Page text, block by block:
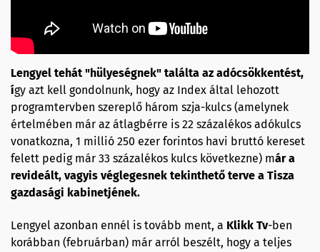
Lengyel tehát "hülyeségnek" találta az adócsökkentést,
így azt kell gondolnunk, hogy az Index által lehozott
programtervben szereplő három szja-kulcs (amelynek
értelmében már az átlagbérre is 22 százalékos adókulcs
vonatkozna, 1 millió 250 ezer forintos havi bruttó kereset
felett pedig már 33 százalékos kulcs következne) már a
revideált, vagyis véglegesnek tekinthető terve a Tisza
gazdasági kabinetjének.
Lengyel azonban ennél is tovább ment, a Klikk Tv-ben
korábban (februárban) már arról beszélt, hogy a teljes